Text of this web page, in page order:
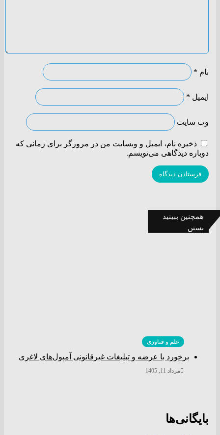
نام *
ایمیل *
وب‌ سایت
ذخیره نام، ایمیل و وبسایت من در مرورگر برای زمانی که
دوباره دیدگاهی می‌نویسم.
همچنین ببینید
بستن
علم و فناوری
برخورد با عرضه و تبلیغات غیرقانونی آمپول‌های لاغری
مرداد 11, 1405
بایگانی‌ها